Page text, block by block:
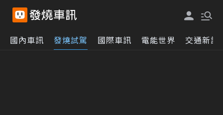
國內車訊 發燒試駕 國際車訊 電能世界 交通新訊